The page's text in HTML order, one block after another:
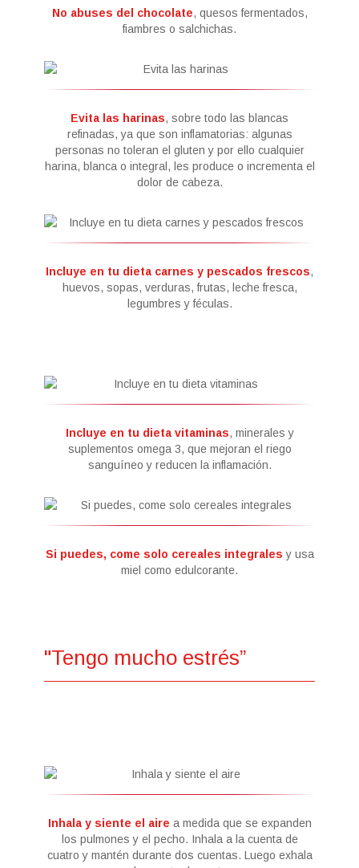
No abuses del chocolate, quesos fermentados,
fiambres o salchichas.
Evita las harinas, sobre todo las blancas
refinadas, ya que son inflamatorias: algunas
personas no toleran el gluten y por ello cualquier
harina, blanca o integral, les produce o incrementa el
dolor de cabeza.
Incluye en tu dieta carnes y pescados frescos,
huevos, sopas, verduras, frutas, leche fresca,
legumbres y féculas.
Incluye en tu dieta vitaminas, minerales y
suplementos omega 3, que mejoran el riego
sanguíneo y reducen la inflamación.
Si puedes, come solo cereales integrales y usa
miel como edulcorante.
"Tengo mucho estrés”
Inhala y siente el aire a medida que se expanden
los pulmones y el pecho. Inhala a la cuenta de
cuatro y mantén durante dos cuentas. Luego exhala